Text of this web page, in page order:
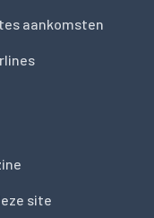
aankomsten
site